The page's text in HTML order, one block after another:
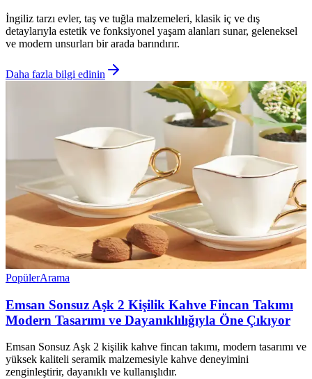
İngiliz tarzı evler, taş ve tuğla malzemeleri, klasik iç ve dış
detaylarıyla estetik ve fonksiyonel yaşam alanları sunar, geleneksel
ve modern unsurları bir arada barındırır.
Daha fazla bilgi edinin
PopülerArama
Emsan Sonsuz Aşk 2 Kişilik Kahve Fincan Takımı
Modern Tasarımı ve Dayanıklılığıyla Öne Çıkıyor
Emsan Sonsuz Aşk 2 kişilik kahve fincan takımı, modern tasarımı ve
yüksek kaliteli seramik malzemesiyle kahve deneyimini
zenginleştirir, dayanıklı ve kullanışlıdır.